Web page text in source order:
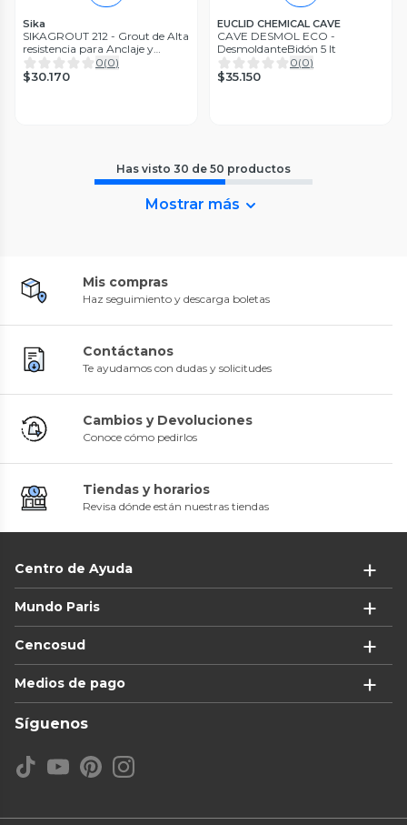
Sika
SIKAGROUT 212 - Grout de Alta
resistencia para Anclaje y
Nivelación, 25Kg
0(0)
$30.170
EUCLID CHEMICAL CAVE
CAVE DESMOL ECO -
DesmoldanteBidón 5 lt
0(0)
$35.150
Has visto 30 de 50 productos
Mostrar más
Mis compras
Haz seguimiento y descarga boletas
Contáctanos
Te ayudamos con dudas y solicitudes
Cambios y Devoluciones
Conoce cómo pedirlos
Tiendas y horarios
Revisa dónde están nuestras tiendas
Centro de Ayuda
Mundo Paris
Cencosud
Medios de pago
Síguenos